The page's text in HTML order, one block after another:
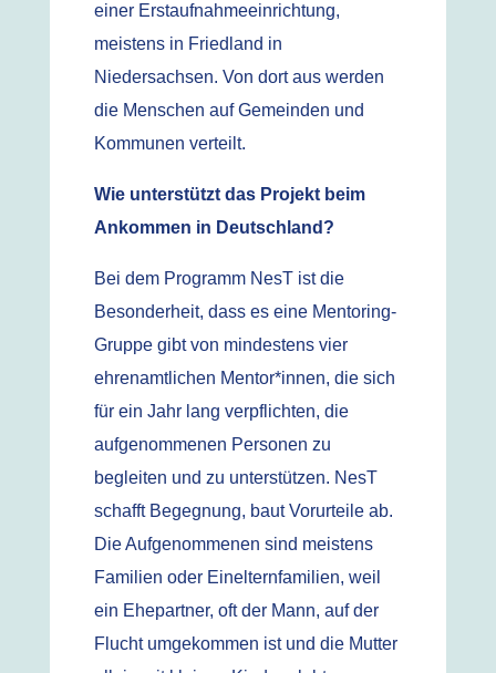
einer Erstaufnahmeeinrichtung,
meistens in Friedland in
Niedersachsen. Von dort aus werden
die Menschen auf Gemeinden und
Kommunen verteilt.
Wie unterstützt das Projekt beim
Ankommen in Deutschland?
Bei dem Programm NesT ist die
Besonderheit, dass es eine Mentoring-
Gruppe gibt von mindestens vier
ehrenamtlichen Mentor*innen, die sich
für ein Jahr lang verpflichten, die
aufgenommenen Personen zu
begleiten und zu unterstützen. NesT
schafft Begegnung, baut Vorurteile ab.
Die Aufgenommenen sind meistens
Familien oder Einelternfamilien, weil
ein Ehepartner, oft der Mann, auf der
Flucht umgekommen ist und die Mutter